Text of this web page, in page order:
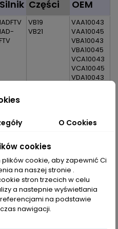
Silnik Części OEM
VB19
VB21
VAA10043
VAA10045
VBA10043
VBA10045
VCA10043
VCA10045
VDA10043
1720126051
26050
17201-
26051
17201-
0R040
O Cookies
cookies
plików cookie, aby zapewnić Ci
na naszej stronie .
stron trzecich w celu
a nastepnie wyświetlania
na podstawie
nawigacji.